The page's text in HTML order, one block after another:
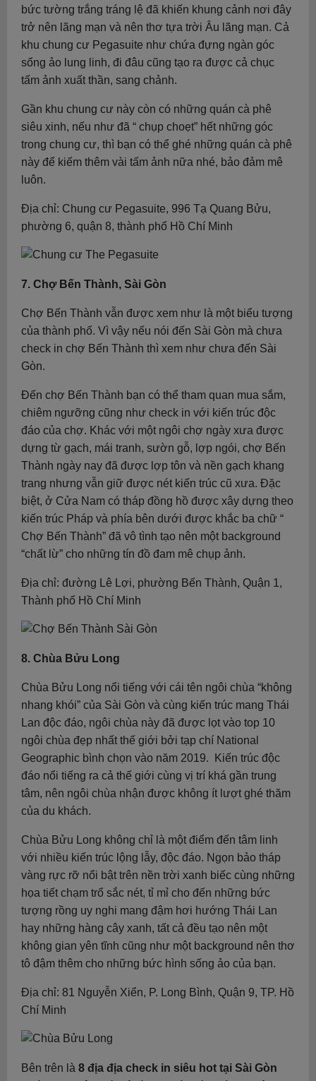
bức tường trắng tráng lệ đã khiến khung cảnh nơi đây
trở nên lãng mạn và nên thơ tựa trời Âu lãng mạn. Cả
khu chung cư Pegasuite như chứa đựng ngàn góc
sống ảo lung linh, đi đâu cũng tạo ra được cả chục
tấm ảnh xuất thần, sang chảnh.
Gần khu chung cư này còn có những quán cà phê
siêu xinh, nếu như đã “ chụp choẹt” hết những góc
trong chung cư, thì bạn có thể ghé những quán cà phê
này để kiếm thêm vài tấm ảnh nữa nhé, bảo đảm mê
luôn.
Địa chỉ: Chung cư Pegasuite, 996 Tạ Quang Bửu,
phường 6, quận 8, thành phố Hồ Chí Minh
7. Chợ Bến Thành, Sài Gòn
Chợ Bến Thành vẫn được xem như là một biểu tượng
của thành phố. Vì vậy nếu nói đến Sài Gòn mà chưa
check in chợ Bến Thành thì xem như chưa đến Sài
Gòn.
Đến chợ Bến Thành bạn có thể tham quan mua sắm,
chiêm ngưỡng cũng như check in với kiến trúc độc
đáo của chợ. Khác với một ngôi chợ ngày xưa được
dựng từ gạch, mái tranh, sườn gỗ, lợp ngói, chợ Bến
Thành ngày nay đã được lợp tôn và nền gạch khang
trang nhưng vẫn giữ được nét kiến trúc cũ xưa. Đặc
biệt, ở Cửa Nam có tháp đồng hồ được xây dựng theo
kiến trúc Pháp và phía bên dưới được khắc ba chữ “
Chợ Bến Thành” đã vô tình tạo nên một background
“chất lừ” cho những tín đồ đam mê chụp ảnh.
Địa chỉ: đường Lê Lợi, phường Bến Thành, Quận 1,
Thành phố Hồ Chí Minh
8. Chùa Bửu Long
Chùa Bửu Long nổi tiếng với cái tên ngôi chùa “không
nhang khói” của Sài Gòn và cùng kiến trúc mang Thái
Lan độc đáo, ngôi chùa này đã được lọt vào top 10
ngôi chùa đẹp nhất thế giới bởi tạp chí National
Geographic bình chọn vào năm 2019. Kiến trúc độc
đáo nổi tiếng ra cả thế giới cùng vị trí khá gần trung
tâm, nên ngôi chùa nhận được không ít lượt ghé thăm
của du khách.
Chùa Bửu Long không chỉ là một điểm đến tâm linh
với nhiều kiến trúc lộng lẫy, độc đáo. Ngọn bảo tháp
vàng rực rỡ nổi bật trên nền trời xanh biếc cùng những
họa tiết chạm trổ sắc nét, tỉ mỉ cho đến những bức
tượng rồng uy nghi mang đậm hơi hướng Thái Lan
hay những hàng cây xanh, tất cả đều tạo nên một
không gian yên tĩnh cũng như một background nên thơ
tô đậm thêm cho những bức hình sống ảo của bạn.
Địa chỉ: 81 Nguyễn Xiển, P. Long Bình, Quận 9, TP. Hồ
Chí Minh
Bên trên là 8 địa địa check in siêu hot tại Sài Gòn